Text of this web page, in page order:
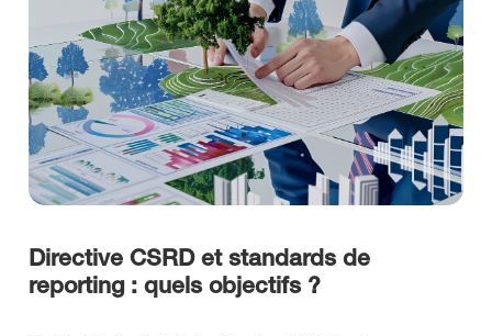
Directive CSRD et standards de
reporting : quels objectifs ?